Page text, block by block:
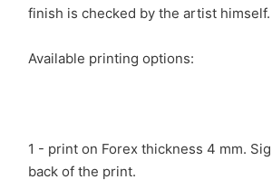
finish is checked by the artist himself.
Available printing options:
1 - print on Forex thickness 4 mm.
back of the print.